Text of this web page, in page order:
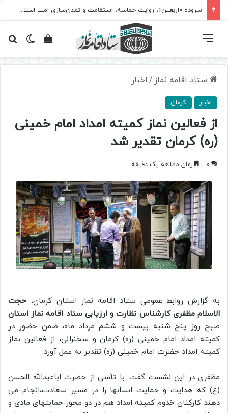
سروده‌ «اربعین»؛ روایت حماسه، استقامت و تمدن‌سازی امت اسلامی
تغییرمشاهده فهرست
ستاد اقامه نماز / اخبار
اخبار کرمان
از فعالین نماز کمیته امداد امام خمینی
(ره) کرمان تقدیر شد
0 زمان مطالعه یک دقیقه
به گزارش روابط عمومی ستاد اقامه نماز استان کرمان، حجت
الاسلام مظفری کارشناس نظارت و ارزیابی ستاد اقامه نماز استان
صبح روز پنج شنبه بیست و ششم مرداد ماه، ضمن حضور در
کمیته امداد امام خمینی (ره) کرمان و سخنرانی، از فعالین نماز
کمیته امداد حضرت امام خمینی (ره) تقدیر به عمل آورد.
مظفری در این نشست گفت: با تأسی از حضرت اباعبدالله الحسن
(ع) که هدایت و حمایت انسانها را در مسیر سعادت،انجام می
دهند کارکنان خدوم کمیته امداد هم در دو محور حمایتهای مادی و